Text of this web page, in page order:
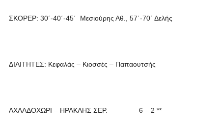
ΣΚΟΡΕΡ: 30΄-40΄-45΄ Μεσιούρης Αθ., 57΄-70΄ Δελής
ΔΙΑΙΤΗΤΕΣ: Κεφαλάς – Κιοσσές – Παπαουτσής
ΑΧΛΑΔΟΧΩΡΙ – ΗΡΑΚΛΗΣ ΣΕΡ. 6 – 2 **